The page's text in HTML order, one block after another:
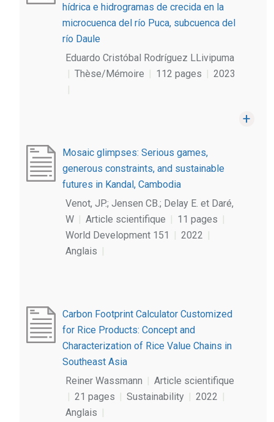
hídrica e hidrogramas de crecida en la
microcuenca del río Puca, subcuenca del
río Daule
Eduardo Cristóbal Rodríguez LLivipuma
| Thèse/Mémoire | 112 pages | 2023
|
Mosaic glimpses: Serious games,
generous constraints, and sustainable
futures in Kandal, Cambodia
Venot, JP.; Jensen CB.; Delay E. et Daré,
W | Article scientifique | 11 pages |
World Development 151
| 2022 |
Anglais |
Carbon Footprint Calculator Customized
for Rice Products: Concept and
Characterization of Rice Value Chains in
Southeast Asia
Reiner Wassmann | Article scientifique
| 21 pages | Sustainability | 2022 |
Anglais |